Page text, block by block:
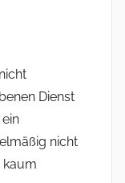
Dienst
nicht
kaum